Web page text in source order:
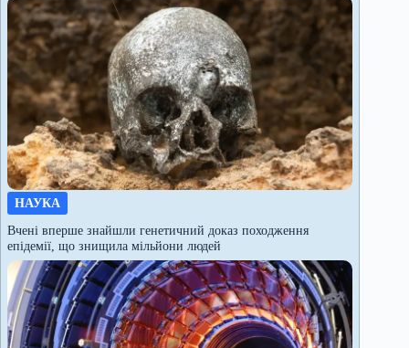
НАУКА
Вчені вперше знайшли генетичний доказ походження
епідемії, що знищила мільйони людей